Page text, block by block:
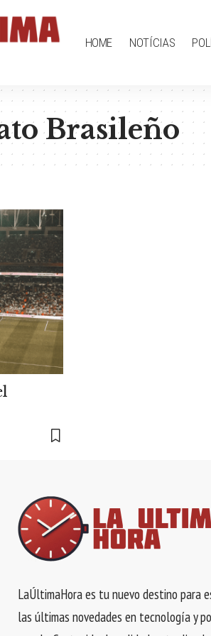
HOME NOTÍCIAS
Brasileño
LaÚltimaHora es tu nuevo destino para
las últimas novedades en tecnología y